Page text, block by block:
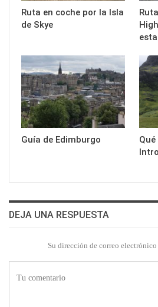
Ruta en coche por la Isla
de Skye
Guía de Edimburgo
DEJA UNA RESPUESTA
Su dirección de correo electrónico